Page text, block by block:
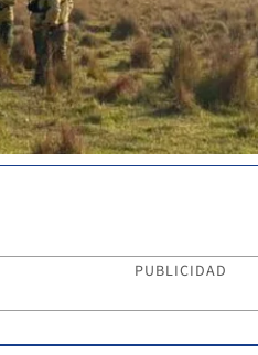
PUBLICIDAD